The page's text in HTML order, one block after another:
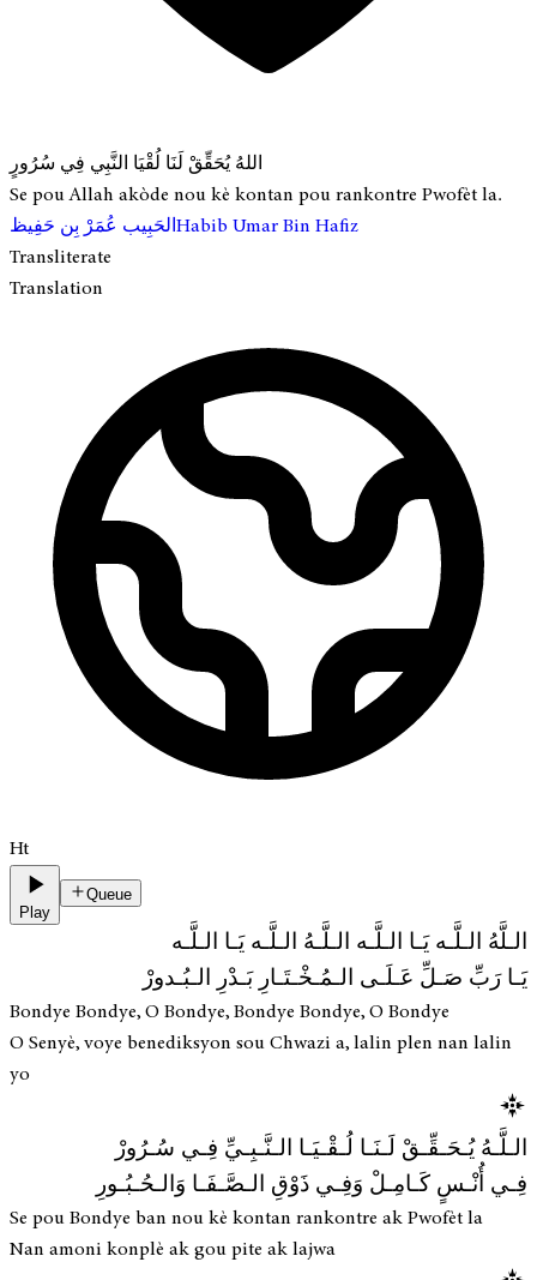
اللهُ يُحَقِّقْ لَنَا لُقْيَا النَّبِي فِي سُرُورٍ
Se pou Allah akòde nou kè kontan pou rankontre Pwofèt la.
الحَبِيب عُمَرْ بِن حَفِيظHabib Umar Bin Hafiz
Transliterate
Translation
Ht
Play
Queue
الـلَّهُ الـلَّـه يَـا الـلَّـه الـلَّـهُ الـلَّـه يَـا الـلَّـه
يَـا رَبِّ صَـلِّ عَـلَـى الـمُـخْـتَـارِ بَـدْرِ الـبُـدورْ
Bondye Bondye, O Bondye, Bondye Bondye, O Bondye
O Senyè, voye benediksyon sou Chwazi a, lalin plen nan lalin
yo
الـلَّـهُ يُـحَـقِّـقْ لَـنَـا لُـقْـيَـا الـنَّـبِـيِّ فِـي سُـرُورْ
فِـي أُنْـسٍ كَـامِـلْ وَفِـي ذَوْقِ الـصَّـفَـا وَالـحُـبُـورِ
Se pou Bondye ban nou kè kontan rankontre ak Pwofèt la
Nan amoni konplè ak gou pite ak lajwa